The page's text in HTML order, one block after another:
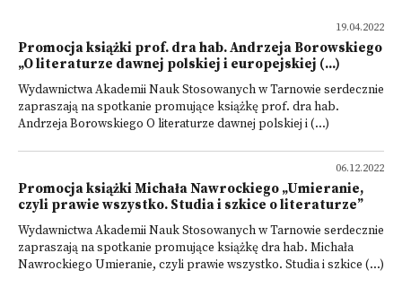
19.04.2022
Promocja książki prof. dra hab. Andrzeja Borowskiego
„O literaturze dawnej polskiej i europejskiej (...)
Wydawnictwa Akademii Nauk Stosowanych w Tarnowie serdecznie
zapraszają na spotkanie promujące książkę prof. dra hab.
Andrzeja Borowskiego O literaturze dawnej polskiej i (...)
06.12.2022
Promocja książki Michała Nawrockiego „Umieranie,
czyli prawie wszystko. Studia i szkice o literaturze”
Wydawnictwa Akademii Nauk Stosowanych w Tarnowie serdecznie
zapraszają na spotkanie promujące książkę dra hab. Michała
Nawrockiego Umieranie, czyli prawie wszystko. Studia i szkice (...)